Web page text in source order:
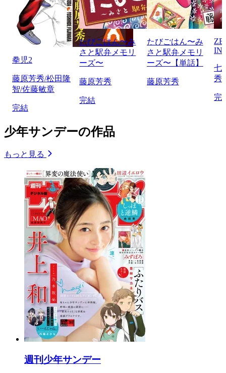
拳児2
藤原芳秀/松田隆
智/佐藤敏章
完結
たびごはん〜み
さと駅弁メモリ
ーズ〜
藤原芳秀
完結
たびごはん〜み
さと駅弁メモリ
ーズ〜【単話】
藤原芳秀
七
秀
完
少年サンデーの作品
もっと見る
週刊少年サンデー